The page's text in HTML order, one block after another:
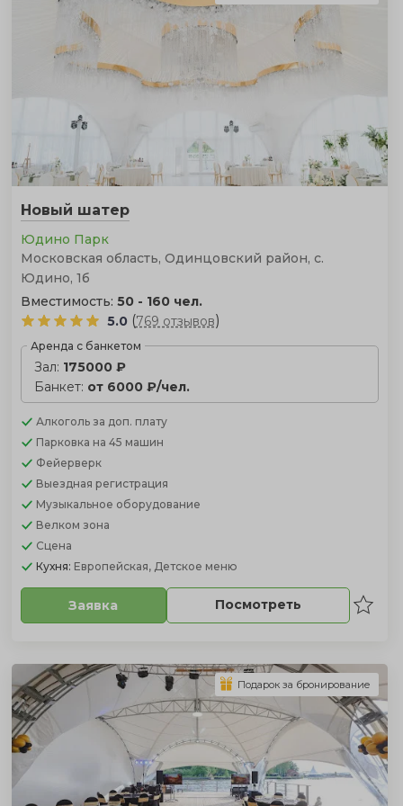
Новый шатер
Юдино Парк
Московская область, Одинцовский район, с.
Юдино, 1б
Вместимость: 50 - 160 чел.
5.0 (769 отзывов)
Аренда с банкетом
Зал: 175000 ₽
Банкет: от 6000 ₽/чел.
Алкоголь за доп. плату
Парковка на 45 машин
Фейерверк
Выездная регистрация
Музыкальное оборудование
Велком зона
Сцена
Кухня: Европейская, Детское меню
Заявка Посмотреть
Подарок за бронирование